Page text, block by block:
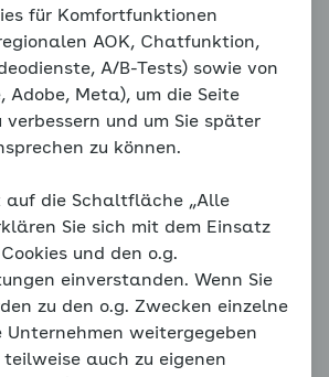
können Sie beginnen
Krafttraining
Vertiefungsseite
hatten wir
Effekte von isometrischem
Blutdruck kennengelernt.
für Komfortfunktionen
AOK, Chatfunktion,
A/B-Tests) sowie von
Adobe, Meta), um die Seite
verbessern und um Sie später
zu können.
auf die Schaltfläche „Alle
Sie sich mit dem Einsatz
und den o.g.
einverstanden. Wenn Sie
zu den o.g. Zwecken einzelne
Unternehmen weitergegeben
teilweise auch zu eigenen